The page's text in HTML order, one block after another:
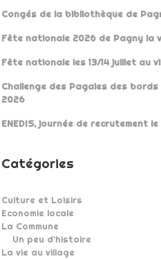
Congés de la bibliothèque de
Fête nationale 2026 de Pagny la
Fête nationale les 13/14 juillet au
Challenge des Pagaies des
2026
ENEDIS, journée de recrutement
Catégories
Culture et Loisirs
Economie locale
La Commune
Un peu d'histoire
La vie au village